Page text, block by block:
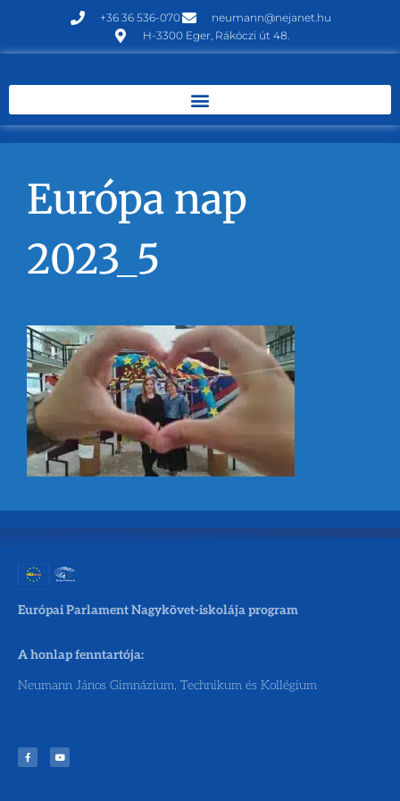
+36 36 536-070
neumann@nejanet.hu
H-3300 Eger, Rákóczi út 48.
Európa nap
2023_5
Európai Parlament Nagykövet-iskolája program
A honlap fenntartója:
Neumann János Gimnázium, Technikum és Kollégium